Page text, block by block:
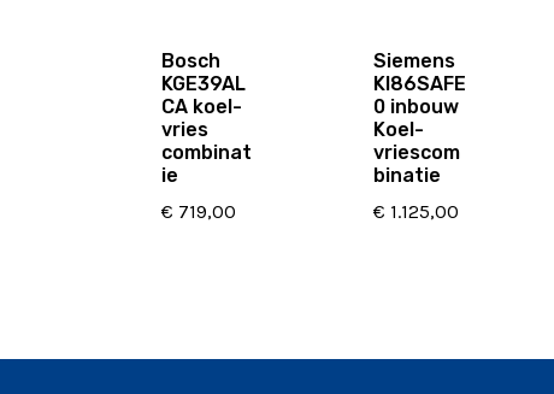
Bosch
KGE39AL
CA koel-
vries
combinat
ie
€ 719,00
Siemens
KI86SAFE
0 inbouw
Koel-
vriescom
binatie
€ 1.125,00